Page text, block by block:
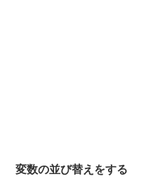
変数の並び替えをする